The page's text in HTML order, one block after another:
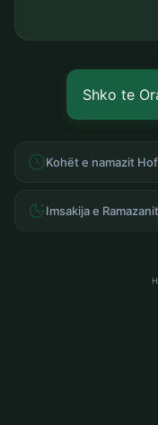
Shko te
Kohët e namazit
Imsakija e